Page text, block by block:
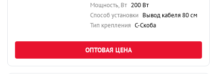
Мощность, Вт 200 Вт
Способ установки Вывод кабеля 80 см
Тип крепления С-Скоба
ОПТОВАЯ ЦЕНА